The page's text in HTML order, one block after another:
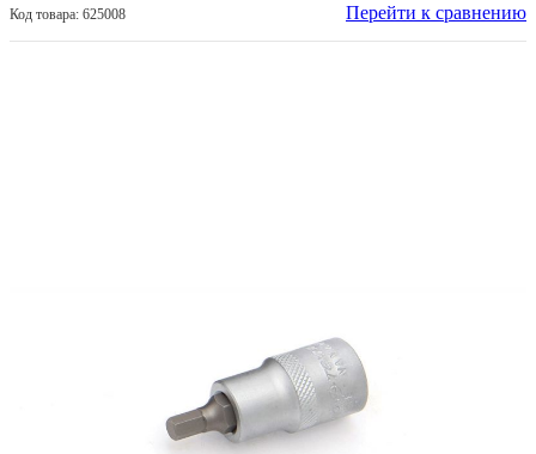
Код товара: 625008 Перейти к сравнению